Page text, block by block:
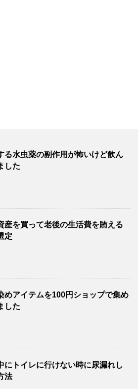
る水虫薬の副作用が怖いけど飲ん
した
産を買って老後の生活費を賄える
定
めアイテムを100円ショップで集め
した
にトイレに行けない時に尿漏れし
法